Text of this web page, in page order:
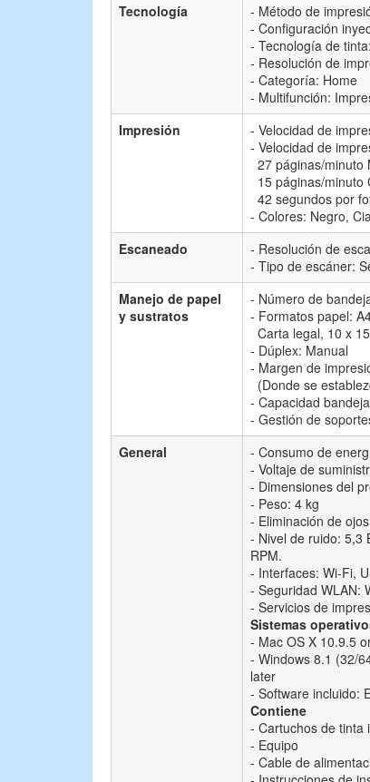
Tecnología
- Método de
- Configuración
- Tecnología de
- Resolución de
- Categoría: Home
- Multifunción:
Impresión
- Velocidad de
- Velocidad de
27 páginas/minuto
15 páginas/minuto
42 segundos por
- Colores: Negro,
Escaneado
- Resolución de
- Tipo de escáner:
Manejo de papel
y sustratos
- Número de
- Formatos papel:
Carta legal, 10 x
- Dúplex: Manual
- Margen de
(Donde se
- Capacidad
- Gestión de
General
- Consumo de
- Voltaje de
- Dimensiones del
- Peso: 4 kg
- Eliminación de
- Nivel de ruido: 5,3
RPM.
- Interfaces: Wi-Fi,
- Seguridad WLAN:
- Servicios de
Sistemas
- Mac OS X 10.9.5
- Windows 8.1 (32/
later
- Software incluido:
Contiene
- Cartuchos de tinta
- Equipo
- Cable de